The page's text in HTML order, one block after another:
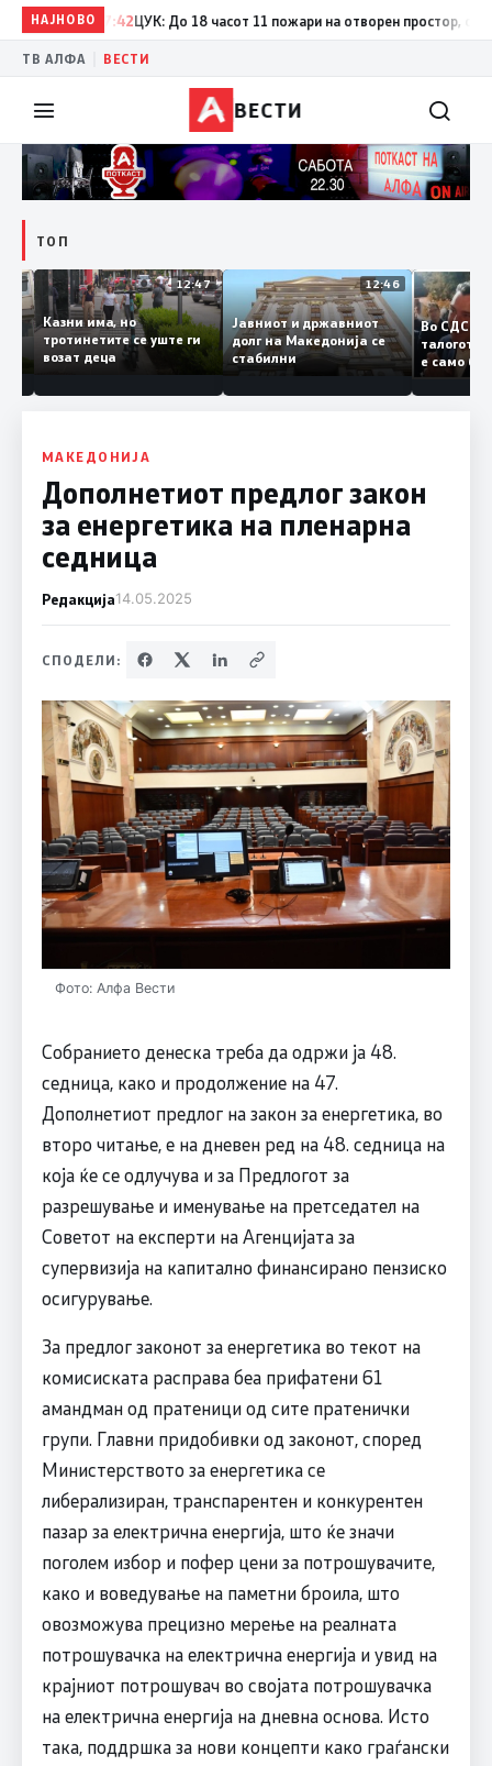
НАЈНОВО
17:42 ЦУК: До 18 часот 11 пожари на отворен простор, од кои
ТВ АЛФА ВЕСТИ
ВЕСТИ
ТОП
12:50
и
12:47
Казни има, но
тротинетите се уште ги
возат деца
12:46
Јавниот и државниот
долг на Македонија се
стабилни
Во
е само
копија
Заев
МАКЕДОНИЈА
Дополнетиот предлог закон
за енергетика на пленарна
седница
Редакција14.05.2025
СПОДЕЛИ:
Фото: Алфа Вести
Собранието денеска треба да одржи ја 48.
седница, како и продолжение на 47.
Дополнетиот предлог на закон за енергетика, во
второ читање, е на дневен ред на 48. седница на
која ќе се одлучува и за Предлогот за
разрешување и именување на претседател на
Советот на експерти на Агенцијата за
супервизија на капитално финансирано пензиско
осигурување.
За предлог законот за енергетика во текот на
комисиската расправа беа прифатени 61
амандман од пратеници од сите пратенички
групи. Главни придобивки од законот, според
Министерството за енергетика се
либерализиран, транспарентен и конкурентен
пазар за електрична енергија, што ќе значи
поголем избор и пофер цени за потрошувачите,
како и воведување на паметни броила, што
овозможува прецизно мерење на реалната
потрошувачка на електрична енергија и увид на
крајниот потрошувач во својата потрошувачка
на електрична енергија на дневна основа. Исто
така, поддршка за нови концепти како граѓански